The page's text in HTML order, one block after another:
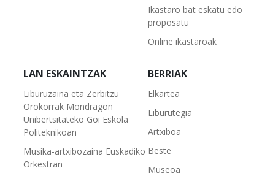
Ikastaro bat eskatu edo
proposatu
Online ikastaroak
LAN ESKAINTZAK
Liburuzaina eta Zerbitzu
Orokorrak Mondragon
Unibertsitateko Goi Eskola
Politeknikoan
Musika-artxibozaina Euskadiko
Orkestran
BERRIAK
Elkartea
Liburutegia
Artxiboa
Beste
Museoa